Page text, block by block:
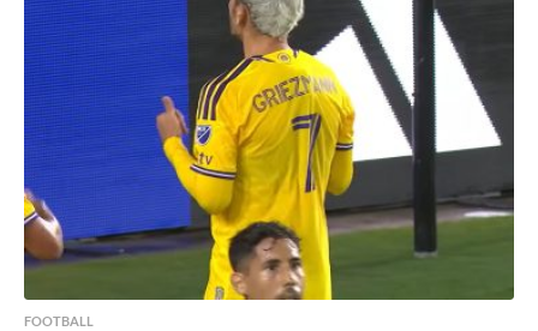
r
e
s
g
FOOTBALL